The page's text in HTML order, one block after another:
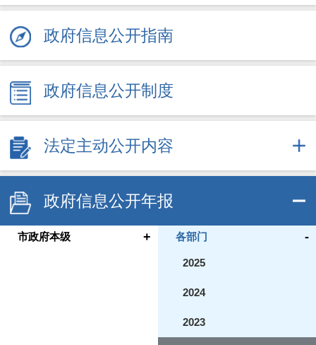
政府信息公开指南
政府信息公开制度
法定主动公开内容
政府信息公开年报
市政府本级 + 各部门 -
2025
2024
2023